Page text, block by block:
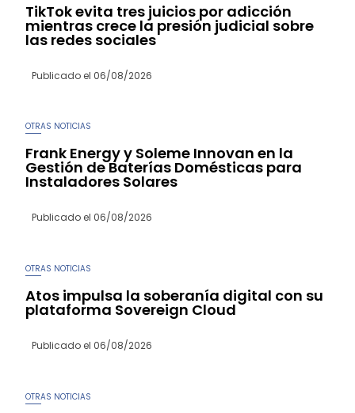
TikTok evita tres juicios por adicción
mientras crece la presión judicial sobre
las redes sociales
Publicado el 06/08/2026
OTRAS NOTICIAS
Frank Energy y Soleme Innovan en la
Gestión de Baterías Domésticas para
Instaladores Solares
Publicado el 06/08/2026
OTRAS NOTICIAS
Atos impulsa la soberanía digital con su
plataforma Sovereign Cloud
Publicado el 06/08/2026
OTRAS NOTICIAS